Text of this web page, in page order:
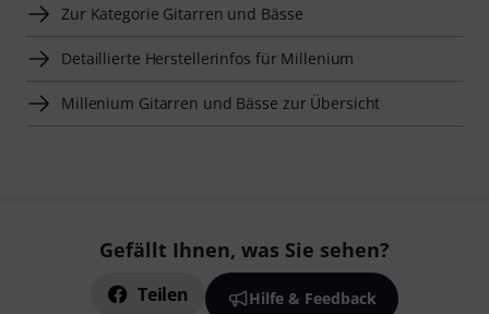
Zur Kategorie Gitarren und Bässe
Detaillierte Herstellerinfos für Millenium
Millenium Gitarren und Bässe zur Übersicht
Gefällt Ihnen, was Sie sehen?
Teilen Hilfe & Feedback